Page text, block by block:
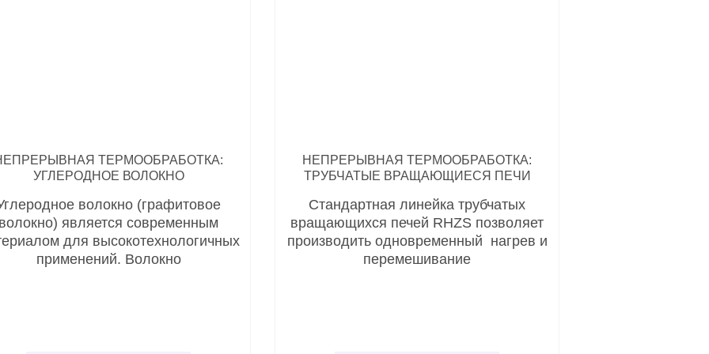
ТЕРМООБРАБОТКА:
УГЛЕРОДНОЕ ВОЛОКНО
волокно (графитовое
является современным
для высокотехнологичных
применений. Волокно
НЕПРЕРЫВНАЯ ТЕРМООБРАБОТКА:
ТРУБЧАТЫЕ ВРАЩАЮЩИЕСЯ ПЕЧИ
Стандартная линейка трубчатых
вращающихся печей RHZS позволяет
производить одновременный нагрев и
перемешивание